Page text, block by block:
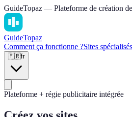
GuideTopaz — Plateforme de création
GuideTopaz
Comment ça fonctionne ?Sites spécialisés
🇫🇷fr
Plateforme + régie publicitaire intégrée